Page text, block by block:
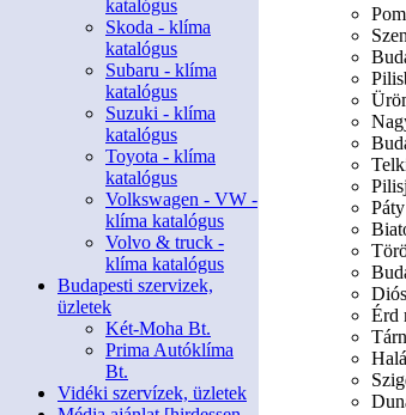
katalógus
Skoda - klíma
katalógus
Subaru - klíma
katalógus
Suzuki - klíma
katalógus
Toyota - klíma
katalógus
Volkswagen - VW -
klíma katalógus
Volvo & truck -
klíma katalógus
Budapesti szervizek,
üzletek
Két-Moha Bt.
Prima Autóklíma
Bt.
Vidéki szervízek, üzletek
Érd